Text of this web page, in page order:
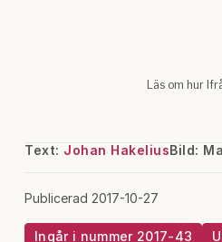
Text: Johan HakeliusBild:
Publicerad 2017-10-27
Ingår i nummer 2017-43